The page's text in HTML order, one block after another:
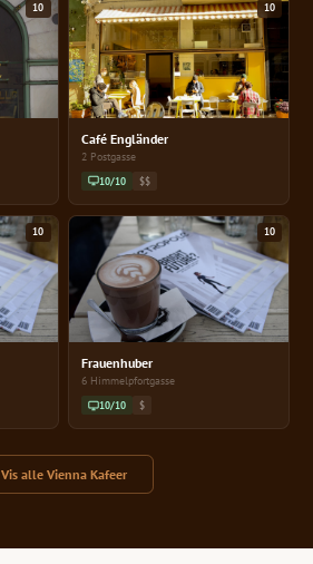
10 10
Café Engländer
2 Postgasse
10/10 $$
10 10
Frauenhuber
6 Himmelpfortgasse
10/10 $
Vis alle Vienna Kafeer